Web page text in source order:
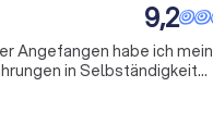
9,2
Angefangen habe ich
in Selbständigkeit